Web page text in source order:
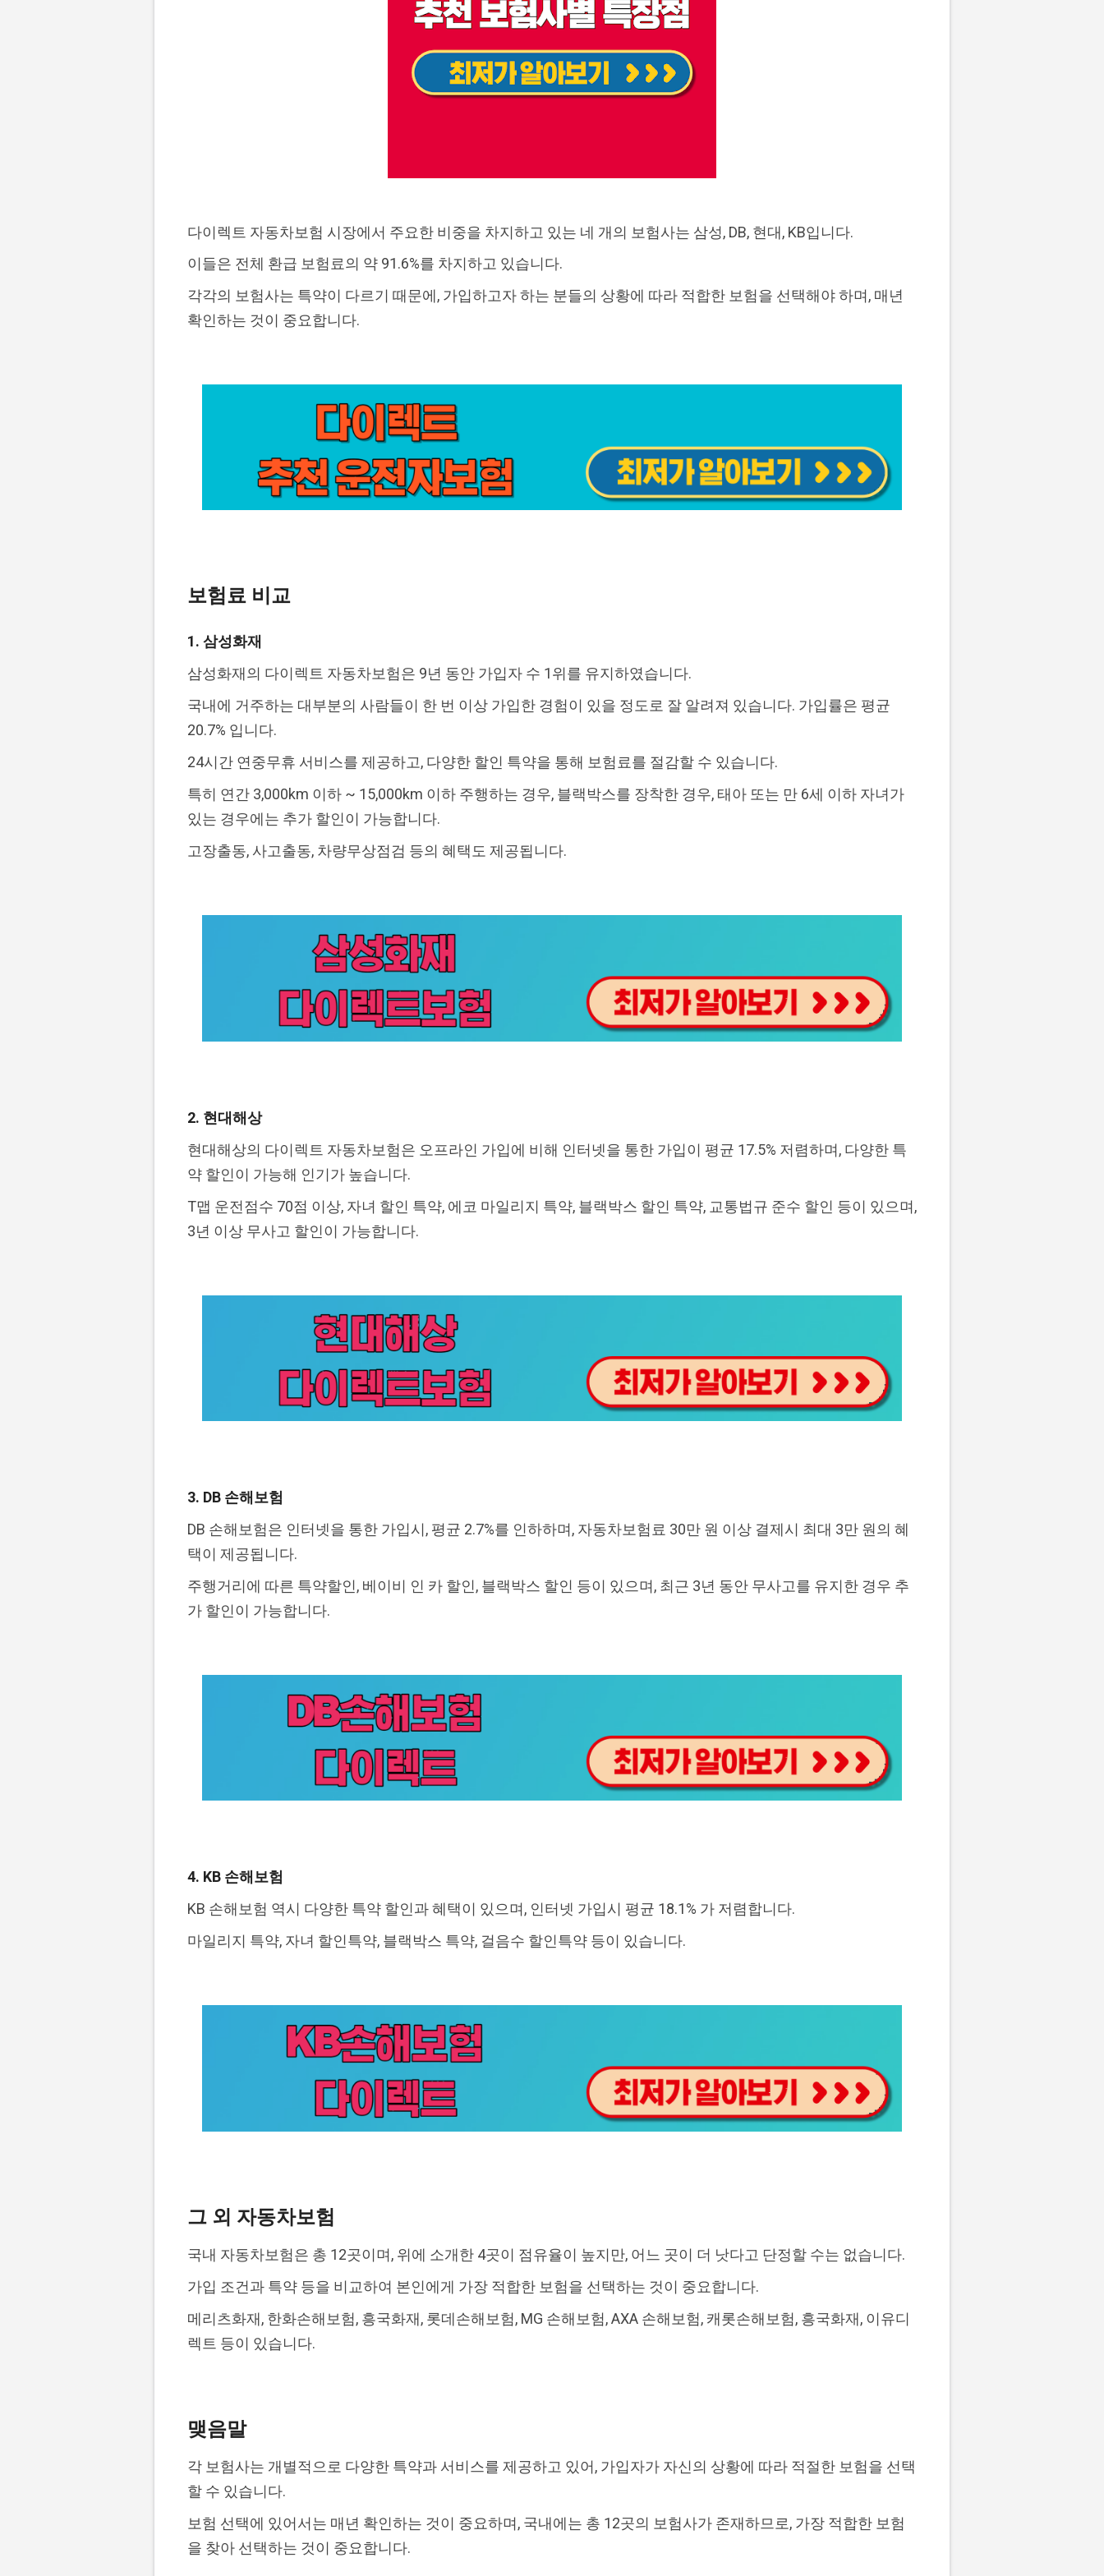
다이렉트 자동차보험 시장에서 주요한 비중을 차지하고 있는 네 개의 보험사는 삼성, DB, 현대, KB입니다.
이들은 전체 환급 보험료의 약 91.6%를 차지하고 있습니다.
각각의 보험사는 특약이 다르기 때문에, 가입하고자 하는 분들의 상황에 따라 적합한 보험을 선택해야 하며, 매년
확인하는 것이 중요합니다.
보험료 비교
1. 삼성화재
삼성화재의 다이렉트 자동차보험은 9년 동안 가입자 수 1위를 유지하였습니다.
국내에 거주하는 대부분의 사람들이 한 번 이상 가입한 경험이 있을 정도로 잘 알려져 있습니다. 가입률은 평균
20.7% 입니다.
24시간 연중무휴 서비스를 제공하고, 다양한 할인 특약을 통해 보험료를 절감할 수 있습니다.
특히 연간 3,000km 이하 ~ 15,000km 이하 주행하는 경우, 블랙박스를 장착한 경우, 태아 또는 만 6세 이하 자녀가
있는 경우에는 추가 할인이 가능합니다.
고장출동, 사고출동, 차량무상점검 등의 혜택도 제공됩니다.
2. 현대해상
현대해상의 다이렉트 자동차보험은 오프라인 가입에 비해 인터넷을 통한 가입이 평균 17.5% 저렴하며, 다양한 특
약 할인이 가능해 인기가 높습니다.
T맵 운전점수 70점 이상, 자녀 할인 특약, 에코 마일리지 특약, 블랙박스 할인 특약, 교통법규 준수 할인 등이 있으며,
3년 이상 무사고 할인이 가능합니다.
3. DB 손해보험
DB 손해보험은 인터넷을 통한 가입시, 평균 2.7%를 인하하며, 자동차보험료 30만 원 이상 결제시 최대 3만 원의 혜
택이 제공됩니다.
주행거리에 따른 특약할인, 베이비 인 카 할인, 블랙박스 할인 등이 있으며, 최근 3년 동안 무사고를 유지한 경우 추
가 할인이 가능합니다.
4. KB 손해보험
KB 손해보험 역시 다양한 특약 할인과 혜택이 있으며, 인터넷 가입시 평균 18.1% 가 저렴합니다.
마일리지 특약, 자녀 할인특약, 블랙박스 특약, 걸음수 할인특약 등이 있습니다.
그 외 자동차보험
국내 자동차보험은 총 12곳이며, 위에 소개한 4곳이 점유율이 높지만, 어느 곳이 더 낫다고 단정할 수는 없습니다.
가입 조건과 특약 등을 비교하여 본인에게 가장 적합한 보험을 선택하는 것이 중요합니다.
메리츠화재, 한화손해보험, 흥국화재, 롯데손해보험, MG 손해보험, AXA 손해보험, 캐롯손해보험, 흥국화재, 이유디
렉트 등이 있습니다.
맺음말
각 보험사는 개별적으로 다양한 특약과 서비스를 제공하고 있어, 가입자가 자신의 상황에 따라 적절한 보험을 선택
할 수 있습니다.
보험 선택에 있어서는 매년 확인하는 것이 중요하며, 국내에는 총 12곳의 보험사가 존재하므로, 가장 적합한 보험
을 찾아 선택하는 것이 중요합니다.